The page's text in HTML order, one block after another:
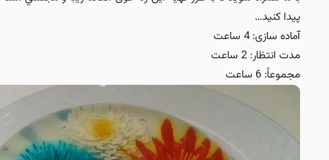
پيدا كنيد…
آماده سازی: 4 ساعت
مدت انتظار: 2 ساعت
مجموعاً: 6 ساعت